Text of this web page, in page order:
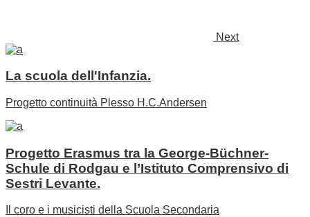
Next
La scuola dell'Infanzia.
Progetto continuità Plesso H.C.Andersen
Progetto Erasmus tra la George-Büchner-
Schule di Rodgau e l’Istituto Comprensivo di
Sestri Levante.
Il coro e i musicisti della Scuola Secondaria